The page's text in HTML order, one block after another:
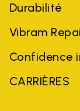
Durabilité
Vibram
Confidence
CARRIÈRES